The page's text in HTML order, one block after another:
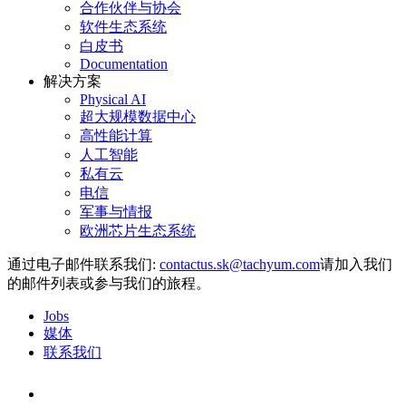
合作伙伴与协会
软件生态系统
白皮书
Documentation
解决方案
Physical AI
超大规模数据中心
高性能计算
人工智能
私有云
电信
军事与情报
欧洲芯片生态系统
通过电子邮件联系我们:
请加入我们
的邮件列表或参与我们的旅程。
Jobs
媒体
联系我们